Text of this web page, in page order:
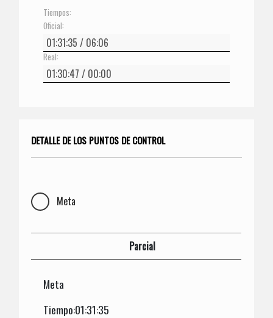
Tiempos:
Oficial:
Real:
DETALLE DE LOS PUNTOS DE CONTROL
Meta
Parcial
Meta
Tiempo:01:31:35